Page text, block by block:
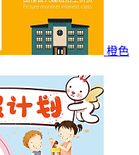
橙色